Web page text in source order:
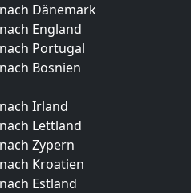
Dänemark
England
Portugal
Bosnien
Irland
Lettland
Zypern
Kroatien
Estland